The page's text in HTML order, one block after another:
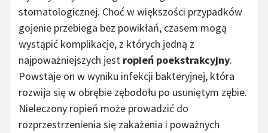
stomatologicznej. Choć w większości przypadków
gojenie przebiega bez powikłań, czasem mogą
wystąpić komplikacje, z których jedną z
najpoważniejszych jest ropień poekstrakcyjny.
Powstaje on w wyniku infekcji bakteryjnej, która
rozwija się w obrębie zębodołu po usuniętym zębie.
Nieleczony ropień może prowadzić do
rozprzestrzenienia się zakażenia i poważnych